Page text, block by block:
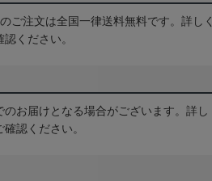
ご注文は全国一律送料無料です。詳しく
認ください。
お届けとなる場合がございます。詳し
確認ください。